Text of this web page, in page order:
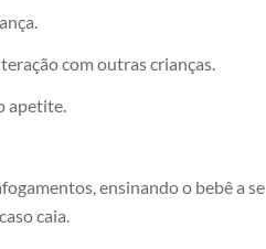
com outras crianças.
apetite.
ensinando o bebê a se
caia.